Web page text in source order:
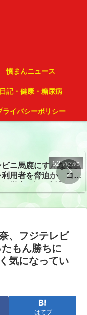
憤まんニュース
日記・健康・糖尿病
ライバシーポリシー
ビニ馬鹿にすんなよ」
利用者を脅迫か コン
52 views
、フジテレビ
もん勝ちに
気になってい
はてブ